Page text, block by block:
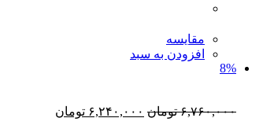
مقایسه
افزودن به سبد
8%
۶,۷۶۰,۰۰۰ تومان قیمت
۶,۲۴۰,۰۰۰ تومان